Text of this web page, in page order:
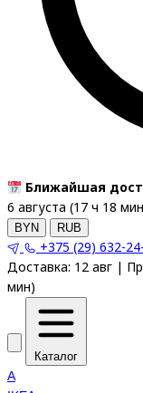
Ближайшая
6 августа (17 ч 18 мин
BYN RUB
+375 (29) 632-
Доставка: 12 авг |
мин)
Каталог
A